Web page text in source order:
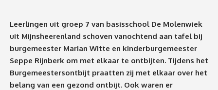
Leerlingen uit groep 7 van basisschool De Molenwiek
uit Mijnsheerenland schoven vanochtend aan tafel bij
burgemeester Marian Witte en kinderburgemeester
Seppe Rijnberk om met elkaar te ontbijten. Tijdens het
Burgemeestersontbijt praatten zij met elkaar over het
belang van een gezond ontbijt. Ook waren er